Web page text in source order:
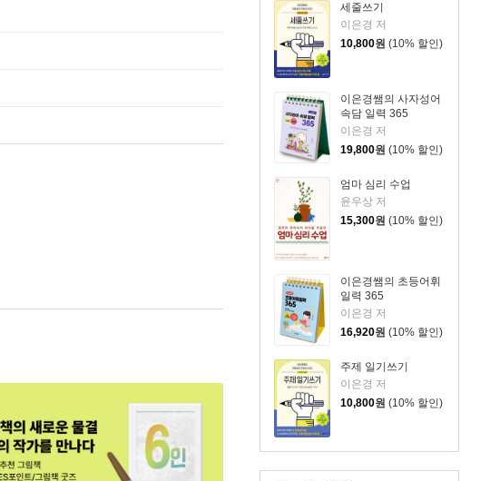
세줄쓰기
이은경 저
10,800원 (10% 할인)
이은경쌤의 사자성어
속담 일력 365
이은경 저
19,800원 (10% 할인)
엄마 심리 수업
윤우상 저
15,300원 (10% 할인)
이은경쌤의 초등어휘
일력 365
이은경 저
16,920원 (10% 할인)
주제 일기쓰기
이은경 저
10,800원 (10% 할인)